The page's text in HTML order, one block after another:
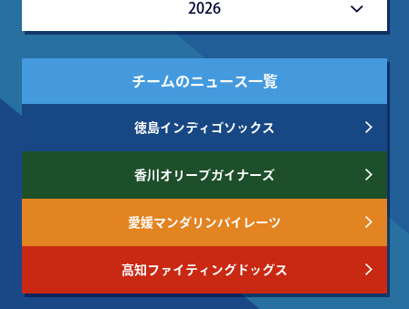
2026
チームのニュース一覧
徳島インディゴソックス
香川オリーブガイナーズ
愛媛マンダリンパイレーツ
高知ファイティングドッグス